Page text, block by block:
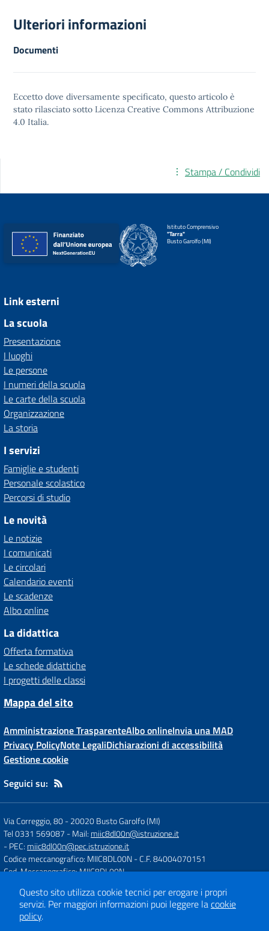
Ulteriori informazioni
Documenti
Eccetto dove diversamente specificato, questo articolo è
stato rilasciato sotto Licenza Creative Commons Attribuzione
4.0 Italia.
Stampa / Condividi
Istituto Comprensivo
"Tarra"
Busto Garolfo (MI)
Link esterni
La scuola
Presentazione
I luoghi
Le persone
I numeri della scuola
Le carte della scuola
Organizzazione
La storia
I servizi
Famiglie e studenti
Personale scolastico
Percorsi di studio
Le novità
Le notizie
I comunicati
Le circolari
Calendario eventi
Le scadenze
Albo online
La didattica
Offerta formativa
Le schede didattiche
I progetti delle classi
Mappa del sito
Amministrazione TrasparenteAlbo onlineInvia una MAD
Privacy PolicyNote LegaliDichiarazioni di accessibilità
Gestione cookie
Seguici su:
Via Correggio, 80-20020 Busto Garolfo (MI)
Tel 0331 569087 - Mail: miic8dl00n@istruzione.it
- PEC: miic8dl00n@pec.istruzione.it
Codice meccanografico: MIIC8DL00N- C.F. 84004070151
Cod. Meccanografico: MIIC8DL00N
Concept & Design by
Designers Italia
Questo sito utilizza cookie tecnici per erogare i propri
servizi. Per maggiori informazioni puoi leggere lacookie
policy.